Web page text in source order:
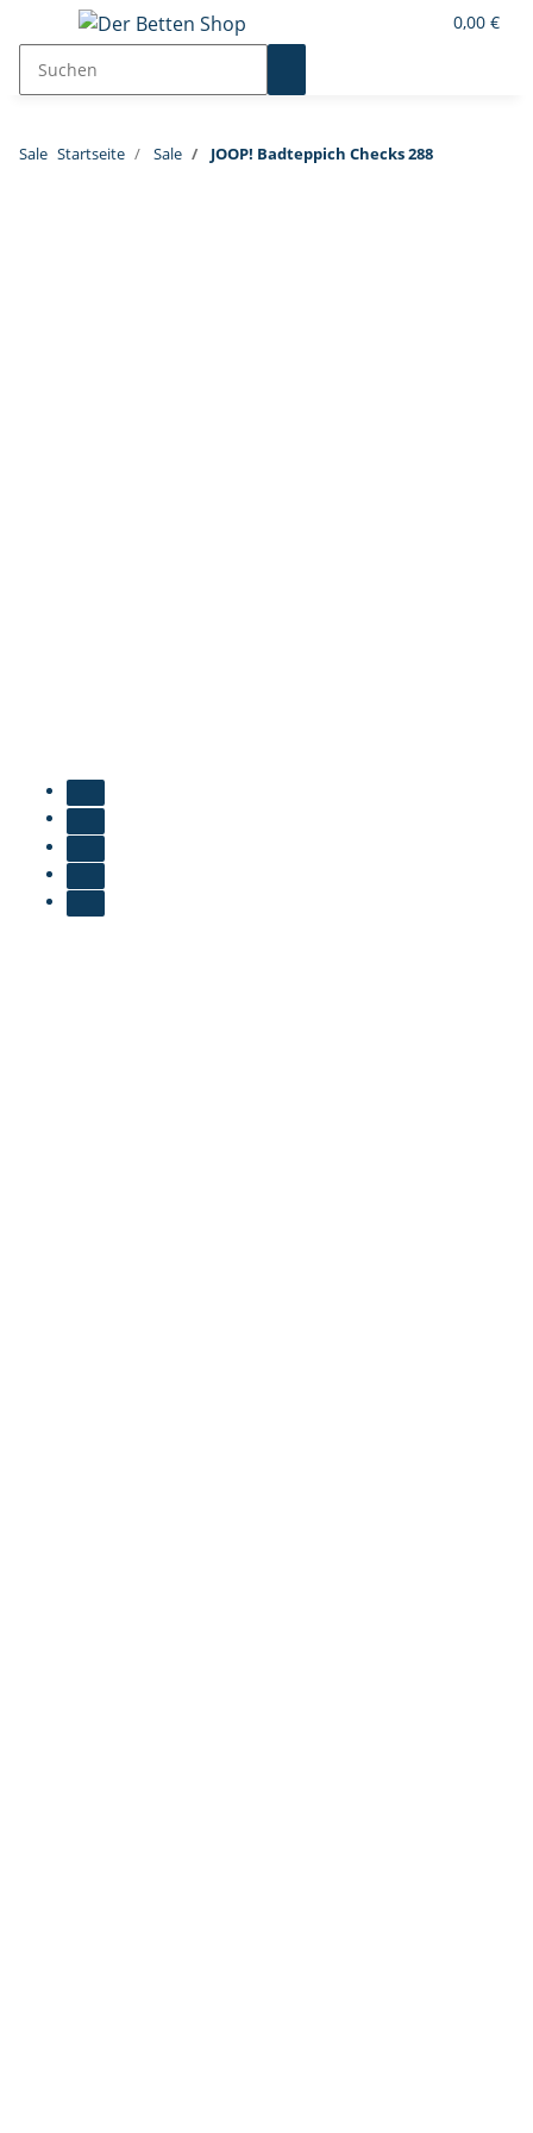
0,00 €
Sale Startseite Sale JOOP! Badteppich Checks 288